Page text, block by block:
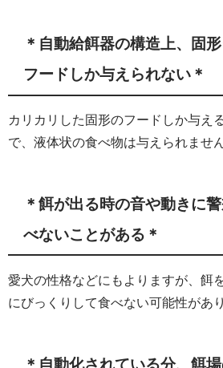
＊自動給餌器の構造上、固
フードしか与えられない＊
カリカリした固形のフードしか与え
で、液体状の食べ物は与えられません
＊餌が出る時の音や動きに
べないことがある＊
愛犬の性格などにもよりますが、餌
にびっくりして食べない可能性があ
＊自動化されている分、餌